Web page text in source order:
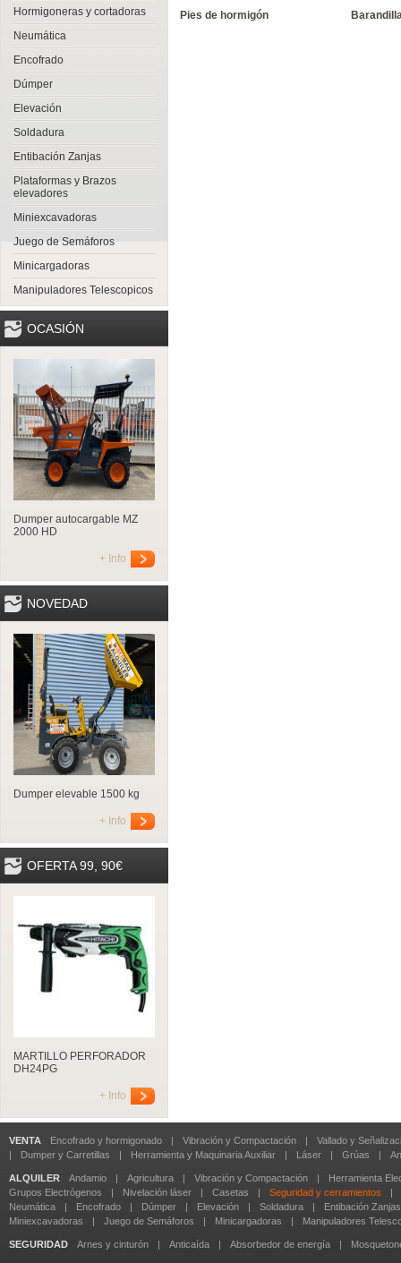
Hormigoneras y cortadoras
Neumática
Encofrado
Dúmper
Elevación
Soldadura
Entibación Zanjas
Plataformas y Brazos
elevadores
Miniexcavadoras
Juego de Semáforos
Minicargadoras
Manipuladores Telescopicos
OCASIÓN
Dumper autocargable MZ
2000 HD
+ Info
NOVEDAD
Dumper elevable 1500 kg
+ Info
OFERTA 99, 90€
MARTILLO PERFORADOR
DH24PG
+ Info
Pies de hormigón
VENTA Encofrado y hormigonado | Vibración y Compactación |
Vallado y
|
Dumper y Carretillas | Herramienta y Maquinaria Auxiliar | Láser | Grúas |
ALQUILER Andamio | Agricultura | Vibración y Compactación |
Herramienta
Grupos Electrógenos
| Nivelación láser | Casetas | Seguridad y cerramientos
|
Neumática
| Encofrado | Dúmper | Elevación | Soldadura |
Entibación Zanjas
Miniexcavadoras
| Juego de Semáforos | Minicargadoras | Manipuladores
SEGURIDAD Arnes y cinturón | Anticaída | Absorbedor de energía |